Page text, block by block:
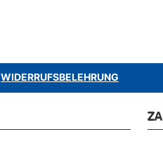
WIDERRUFSBELEHRUNG